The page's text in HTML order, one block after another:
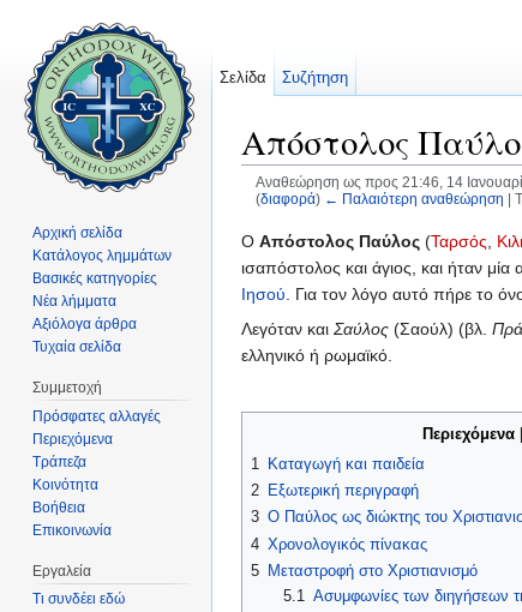
Απόστολος
Αναθεώρηση ως προς 21:46, 14
(διαφορά) ← Παλαιότερη αναθεώρηση |
Ο Απόστολος Παύλος (Ταρσός
ισαπόστολος και άγιος, και ήταν
Ιησού . Για τον λόγο αυτό πήρε το
Λεγόταν και Σαύλος (Σαούλ) (βλ.
ελληνικό ή ρωμαϊκό.
Περιεχόμενα
1
Καταγωγή και παιδεία
2 Εξωτερική περιγραφή
3 Ο Παύλος ως διώκτης του
4 Χρονολογικός πίνακας
5 Μεταστροφή στο Χριστιανισμό
5.1
Ασυμφωνίες των διηγήσεων
Σελίδα Συζήτηση
Αρχική σελίδα
Κατάλογος λημμάτων
Βασικές κατηγορίες
Νέα λήμματα
Αξιόλογα άρθρα
Τυχαία σελίδα
Συμμετοχή
Πρόσφατες αλλαγές
Περιεχόμενα
Τράπεζα
Κοινότητα
Βοήθεια
Επικοινωνία
Εργαλεία
Τι συνδέει εδώ